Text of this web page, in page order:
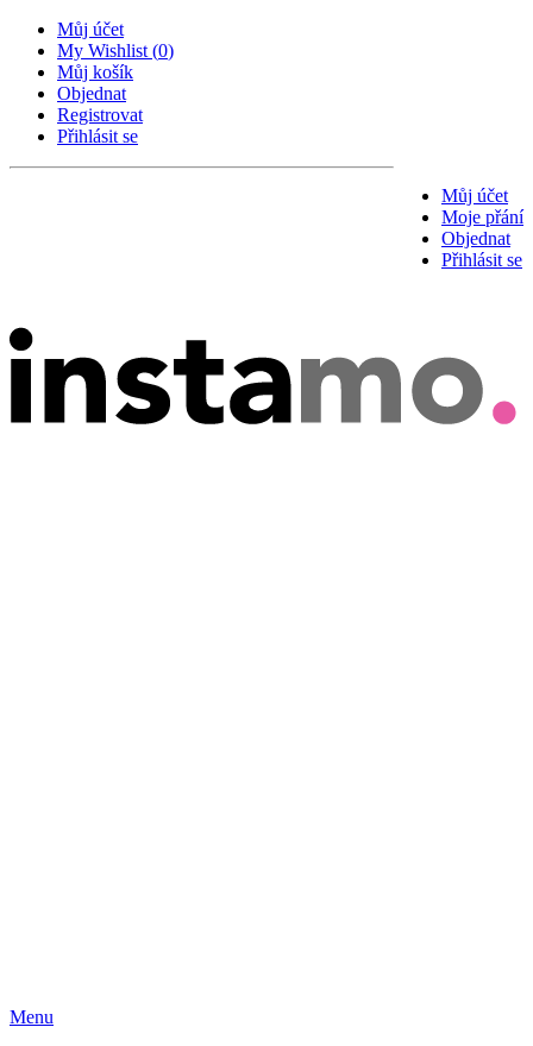
Můj účet
My Wishlist (0)
Můj košík
Objednat
Registrovat
Přihlásit se
Můj účet
Moje přání
Objednat
Přihlásit se
Menu